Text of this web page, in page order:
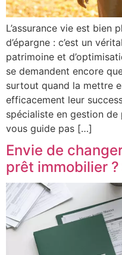
L’assurance vie est bien
d’épargne : c’est un
patrimoine et
se demandent encore
surtout quand la mettre
efficacement leur
spécialiste en gestion
vous guide pas […]
Envie de
prêt immobilier